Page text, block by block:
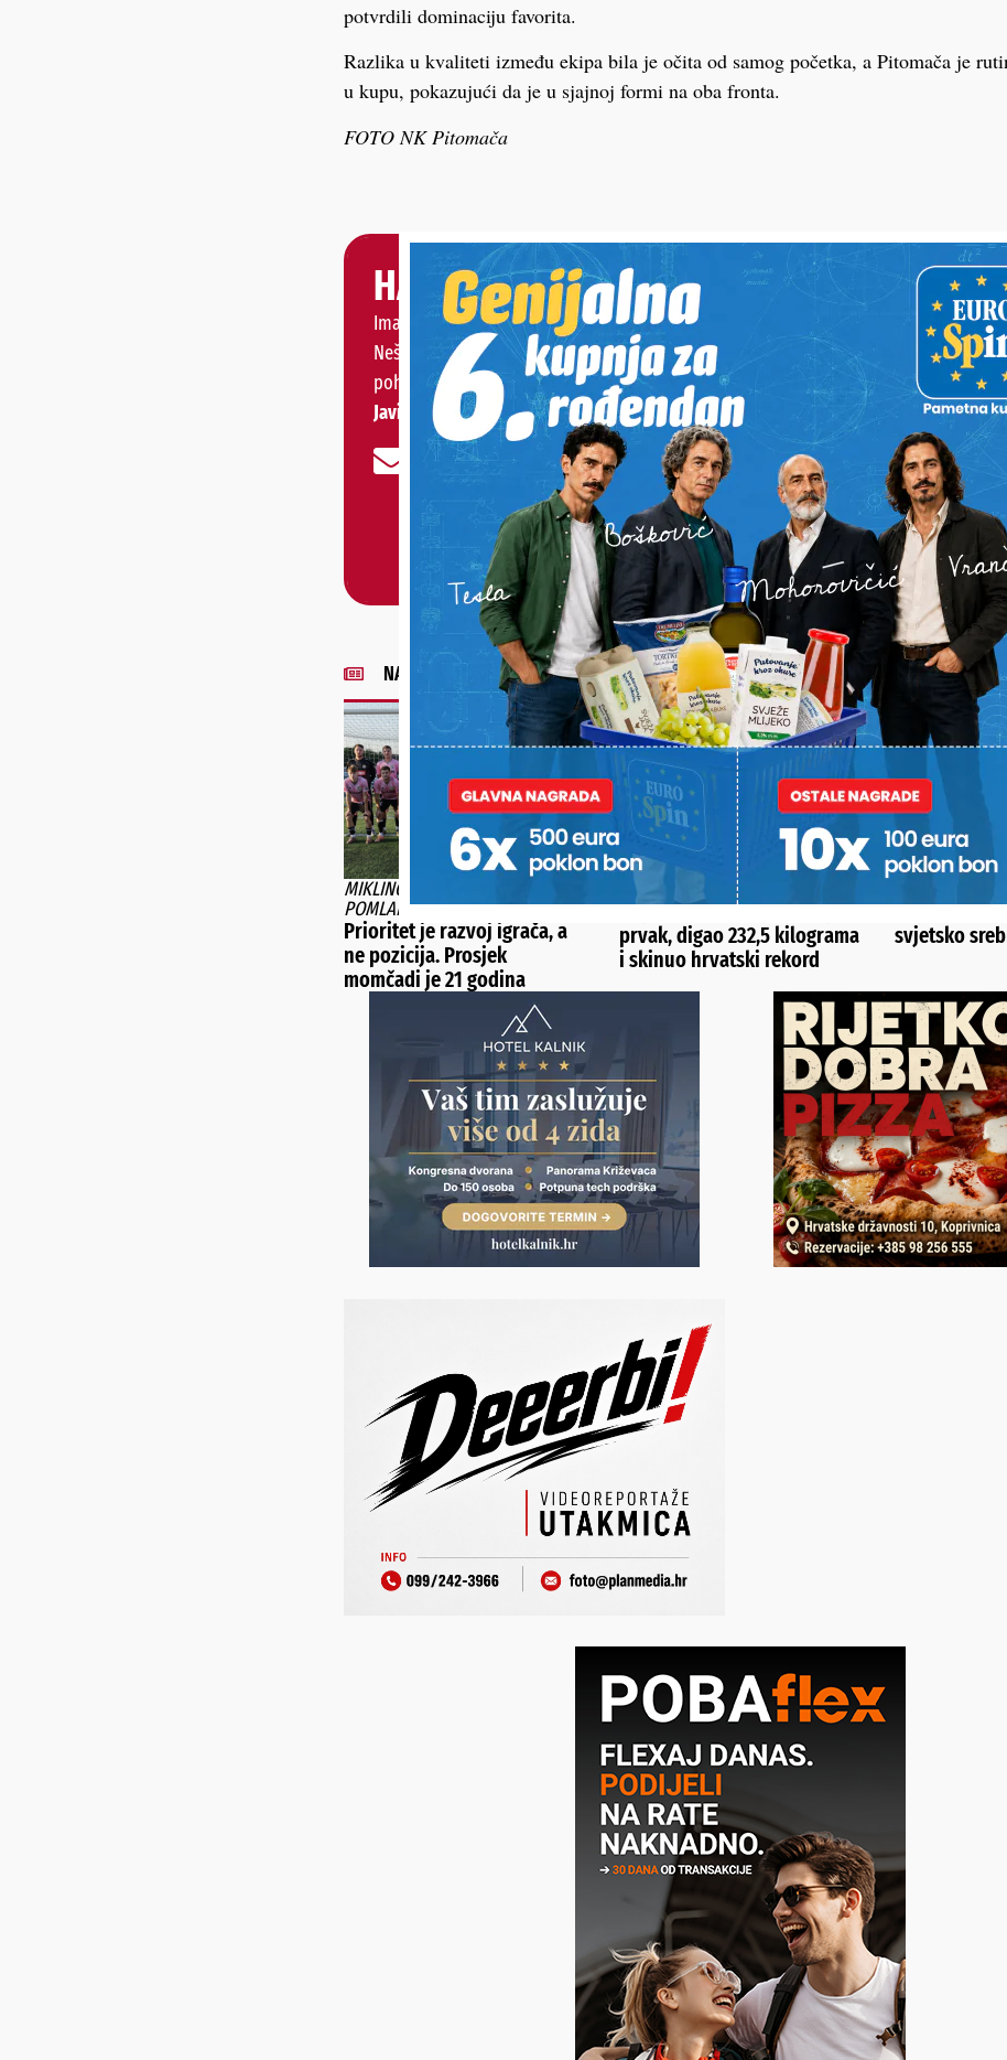
potvrdili dominaciju favorita.
Razlika u kvaliteti između ekipa bila je očita od samog početka, a Pitomača je
u kupu, pokazujući da je u sjajnoj formi na oba fronta.
FOTO NK Pitomača
HALO, PODRAVSKI!
Imate priču, vijest, fotku ili video?
Nešto vas muči ili želite nešto/nekoga
pohvaliti?
Javite nam se!
Vaš email
Poruka
POŠALJI
Alternative:
NAJNOVIJE VIJESTI
MIKLINOVEC DRASTIČNO
POMLADIO MOMČAD
Prioritet je razvoj igrača, a
ne pozicija. Prosjek
momčadi je 21 godina
U LITVI OSVOJIO ZLATO
Koprivničanac novi europski
prvak, digao 232,5 kilograma
i skinuo hrvatski rekord
POVIJESNI
svjetsko